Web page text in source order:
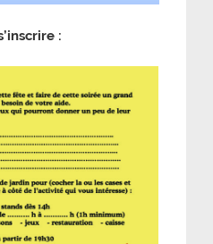
: